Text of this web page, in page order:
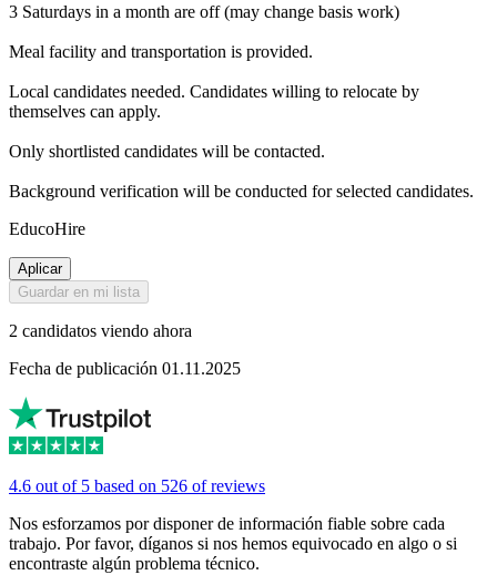
3 Saturdays in a month are off (may change basis work)
Meal facility and transportation is provided.
Local candidates needed. Candidates willing to relocate by
themselves can apply.
Only shortlisted candidates will be contacted.
Background verification will be conducted for selected candidates.
EducoHire
Aplicar
Guardar en mi lista
2 candidatos viendo ahora
Fecha de publicación 01.11.2025
4.6 out of 5 based on 526 of reviews
Nos esforzamos por disponer de información fiable sobre cada
trabajo. Por favor, díganos si nos hemos equivocado en algo o si
encontraste algún problema técnico.